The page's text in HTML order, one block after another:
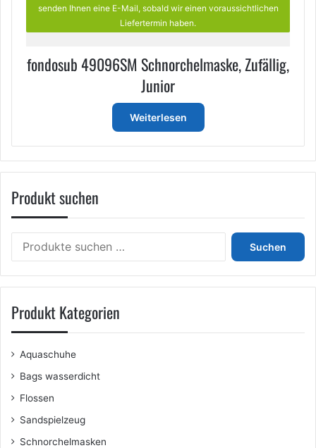
senden Ihnen eine E-Mail, sobald wir einen voraussichtlichen
Liefertermin haben.
fondosub 49096SM Schnorchelmaske, Zufällig,
Junior
Weiterlesen
Produkt suchen
nach:
Suchen
Produkt Kategorien
Aquaschuhe
Bags wasserdicht
Flossen
Sandspielzeug
Schnorchelmasken